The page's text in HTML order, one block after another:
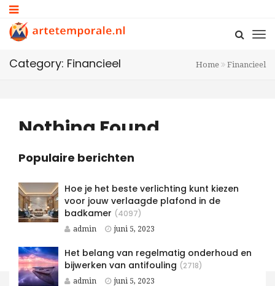
Category: Financieel Home Financieel
Nothing Found
Perhaps searching can help.
Populaire berichten
Hoe je het beste verlichting kunt kiezen
voor jouw verlaagde plafond in de
badkamer (4097)
admin juni 5, 2023
Het belang van regelmatig onderhoud en
bijwerken van antifouling (2718)
admin juni 5, 2023